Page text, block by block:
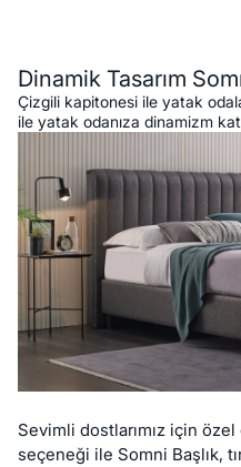
Dinamik Tasarım
Çizgili kapitonesi ile yatak
ile yatak odanıza dinamizm
Sevimli dostlarımız için
seçeneği ile Somni Başlık,